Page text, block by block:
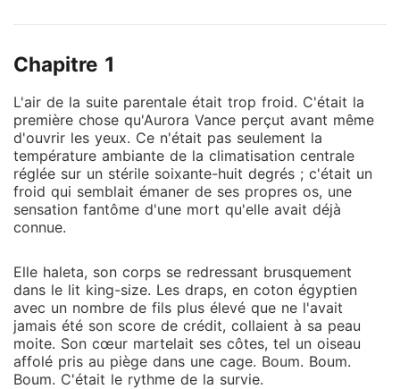
départ, sa nouvelle fiancée a ri de ma valise usée, et
ghetto" sombrer dans l'oubli total. Ils ne savaient pas
que je n'étais pas seulement Lueur, l'épouse soumise,
mais "Phénix", le génie de l'ombre et l'héritière
secrète de leurs plus grands rivaux. Au lieu de
pleurer, je suis montée dans la Maybach de son oncle
redouté, Chardon, et j'ai appuyé sur une seule touche
de mon téléphone. En une seconde, les serveurs
mienne. Le roi est mort, vive la reine.
Chapitre 1
L'air de la suite parentale était trop froid. C'était la
première chose qu'Aurora Vance perçut avant même
d'ouvrir les yeux. Ce n'était pas seulement la
température ambiante de la climatisation centrale
réglée sur un stérile soixante-huit degrés ; c'était un
froid qui semblait émaner de ses propres os, une
sensation fantôme d'une mort qu'elle avait déjà
connue.
Elle haleta, son corps se redressant brusquement
dans le lit king-size. Les draps, en coton égyptien
avec un nombre de fils plus élevé que ne l'avait
jamais été son score de crédit, collaient à sa peau
moite. Son cœur martelait ses côtes, tel un oiseau
affolé pris au piège dans une cage. Boum. Boum.
Boum. C'était le rythme de la survie.